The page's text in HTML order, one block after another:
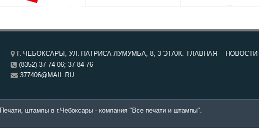
Г. ЧЕБОКСАРЫ, УЛ. ПАТРИСА ЛУМУМБА, 8, 3 ЭТАЖ.
(8352) 37-74-06; 37-84-76
377406@MAIL.RU
ГЛАВНАЯ НОВОСТИ
Печати, штампы в г.Чебоксары - компания "Все печати и штампы".